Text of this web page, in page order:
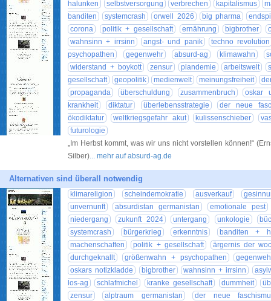
halunken
selbstversorgung verbrechen kapitalismus
banditen
systemcrash orwell 2026 big pharma
corona
politik + gesellschaft ernährung bigbrother
wahnsinn + irrsinn
angst- und panik
techno revolution
psychopathen
gegenwehr absurd-ag klimawahn
widerstand + boykott
zensur plandemie arbeitswelt
gesellschaft
geopolitik medienwelt meinungsfreiheit
propaganda
überschuldung zusammenbruch
oskar
krankheit
diktatur überlebensstrategie
der neue
ökodiktatur
weltkriegsgefahr akut kulissenschieber
futurologie
„Im Herbst kommt, was wir uns nicht vorstellen können!“
Silber)... mehr auf absurd-ag.de
Alternativen sind überall notwendig
klimareligion scheindemokratie ausverkauf
unvernunft
absurdistan germanistan
emotionale pest
niedergang
zukunft 2024 untergang unkologie
systemcrash
bürgerkrieg erkenntnis
banditen +
machenschaften
politik + gesellschaft
ärgernis der
durchgeknallt
größenwahn + psychopathen
oskars notizkladde
bigbrother wahnsinn + irrsinn
los-ag
schlafmichel kranke gesellschaft dummheit
zensur
alptraum germanistan der neue